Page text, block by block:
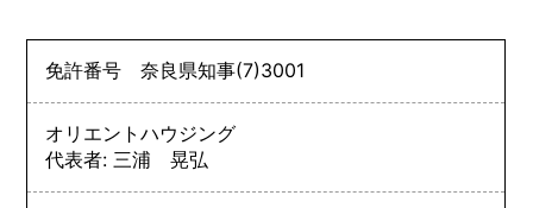
免許番号奈良県知事(7)3001
オリエントハウジング
代表者: 三浦 晃弘